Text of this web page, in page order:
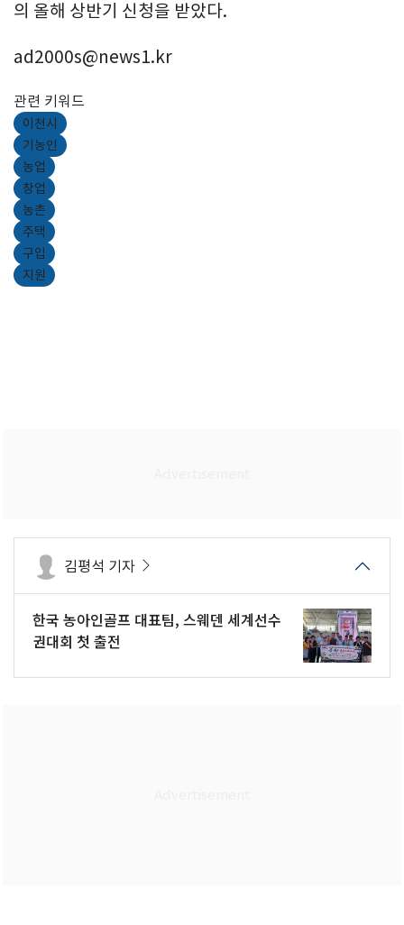
의 올해 상반기 신청을 받았다.
ad2000s@news1.kr
관련 키워드
이천시
기농인
농업
창업
농촌
주택
구입
지원
김평석 기자
한국 농아인골프 대표팀, 스웨덴 세계선수
권대회 첫 출전